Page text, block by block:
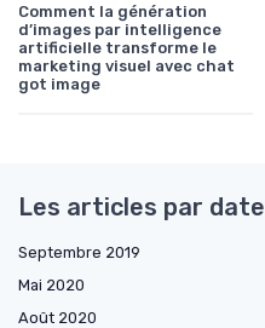
Comment la génération
d’images par intelligence
artificielle transforme le
marketing visuel avec chat
got image
Les articles par date
Septembre 2019
Mai 2020
Août 2020